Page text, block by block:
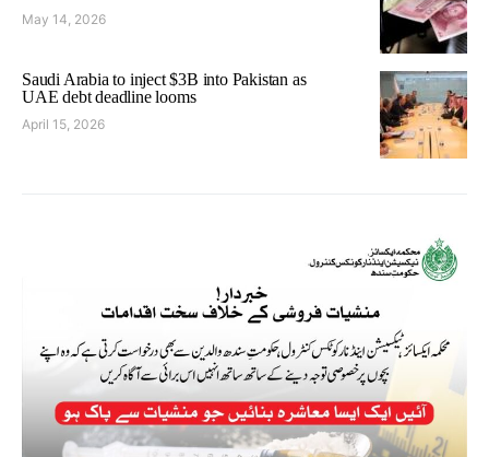
May 14, 2026
Saudi Arabia to inject $3B into Pakistan as
UAE debt deadline looms
April 15, 2026